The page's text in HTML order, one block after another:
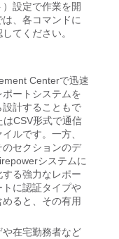
設定で作業を開
、各コマンドに
てください。
Centerで迅速
ートシステムを
計することもで
CSV形式で通信
ルです。一方、
セクションのデ
システムに
る強力なレポー
トに認証タイプや
ると、その有用
や在宅勤務者など